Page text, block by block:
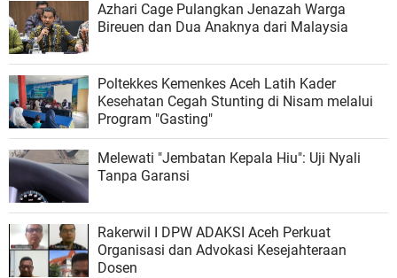
Azhari Cage Pulangkan Jenazah Warga
Bireuen dan Dua Anaknya dari Malaysia
Poltekkes Kemenkes Aceh Latih Kader
Kesehatan Cegah Stunting di Nisam melalui
Program "Gasting"
Melewati "Jembatan Kepala Hiu": Uji Nyali
Tanpa Garansi
Rakerwil I DPW ADAKSI Aceh Perkuat
Organisasi dan Advokasi Kesejahteraan
Dosen